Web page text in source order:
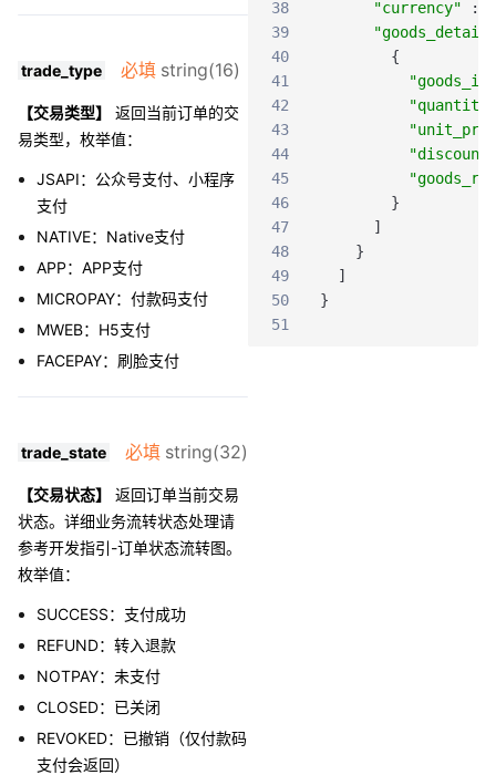
trade_type 必填 string(16)
【交易类型】
返回当前订单的交
易类型，枚举值：
JSAPI：公众号支付、小程序
支付
NATIVE：Native支付
APP：APP支付
MICROPAY：付款码支付
MWEB：H5支付
FACEPAY：刷脸支付
trade_state 必填 string(32)
【交易状态】
返回订单当前交易
状态。详细业务流转状态处理请
参考开发指引-订单状态流转图。
枚举值：
SUCCESS：支付成功
REFUND：转入退款
NOTPAY：未支付
CLOSED：已关闭
REVOKED：已撤销（仅付款码
支付会返回）
38 "currency" :
39
"goods_detail"
40
{
41
"goods_id"
42
"quantity"
43
44
45
46
}
47
]
48
}
49
]
50
}
51